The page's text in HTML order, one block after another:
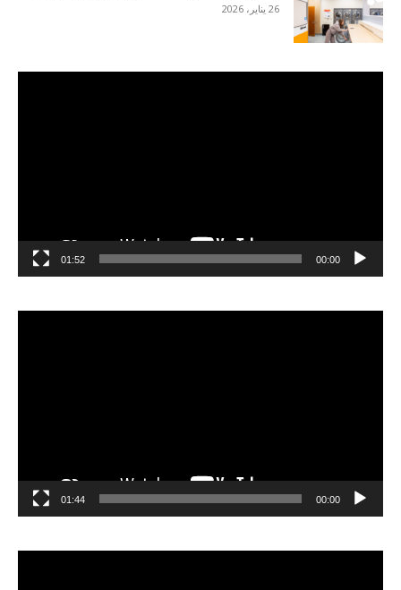
26 يناير، 2026
00:00
01:52
00:00
01:44